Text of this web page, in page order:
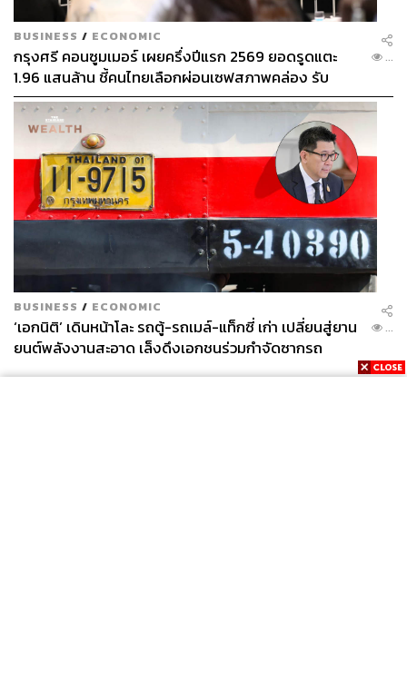
BUSINESS / ECONOMIC
กรุงศรี คอนซูมเมอร์ เผยครึ่งปีแรก 2569 ยอดรูดแตะ
1.96 แสนล้าน ชี้คนไทยเลือกผ่อนเซฟสภาพคล่อง รับ
เศรษฐกิจผันผวนฉุดผลประกอบการพลาดเป้า
...
BUSINESS / ECONOMIC
‘เอกนิติ’ เดินหน้าโละ รถตู้-รถเมล์-แท็กซี่ เก่า เปลี่ยนสู่ยาน
ยนต์พลังงานสะอาด เล็งดึงเอกชนร่วมกำจัดซากรถ
...